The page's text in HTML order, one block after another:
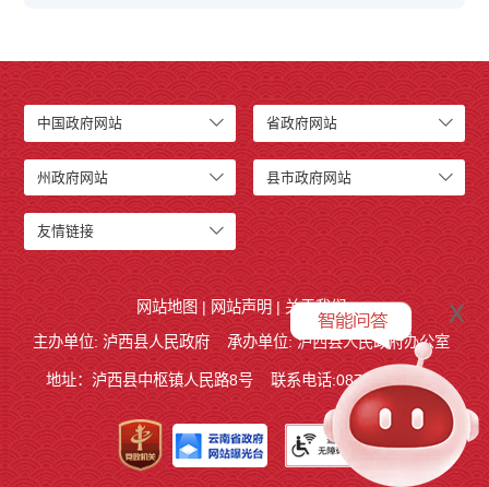
中国政府网站 省政府网站
州政府网站 县市政府网站
友情链接
网站地图 | 网站声明 | 关于我们
主办单位: 泸西县人民政府
承办单位: 泸西县人民政府办公室
地址：泸西县中枢镇人民路8号 联系电话:0873-6621715
x